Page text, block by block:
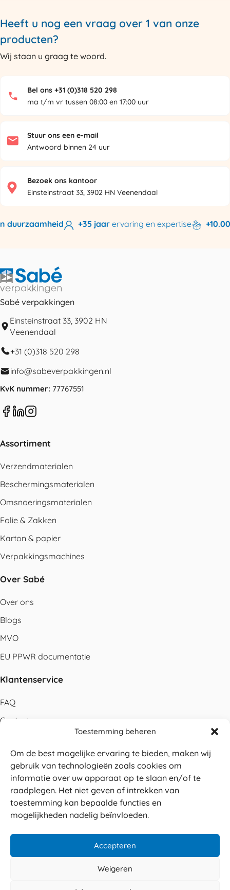
Toestemming beheren
Om de best mogelijke ervaring te bieden, maken wij
gebruik van technologieën zoals cookies om
informatie over uw apparaat op te slaan en/of te
raadplegen. Het niet geven of intrekken van
toestemming kan bepaalde functies en
mogelijkheden nadelig beïnvloeden.
Accepteren
Weigeren
Heeft u nog een vraag over 1 van onze
producten?
Wij staan u graag te woord.
Bel ons +31 (0)318 520 298
ma t/m vr tussen 08:00 en 17:00 uur
Stuur ons een e-mail
Antwoord binnen 24 uur
Bezoek ons kantoor
Einsteinstraat 33, 3902 HN Veenendaal
+35 jaarervaring en expertise
Sabé verpakkingen
Einsteinstraat 33, 3902 HN
Veenendaal
+31 (0)318 520 298
info@sabeverpakkingen.nl
KvK nummer: 77767551
Assortiment
Verzendmaterialen
Beschermingsmaterialen
Omsnoeringsmaterialen
Folie & Zakken
Karton & papier
Verpakkingsmachines
Over Sabé
Over ons
Blogs
MVO
EU PPWR documentatie
Klantenservice
FAQ
Contact
Betalen
Levering
Retouren
Service en garantie
Veilig betalen